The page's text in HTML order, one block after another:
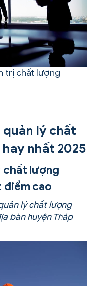
trị chất lượng
quản lý chất
nhất 2025
chất lượng
điểm cao
lý chất lượng
bàn huyện Tháp